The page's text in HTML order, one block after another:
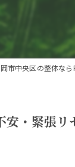
市中央区の整体な
・緊張リ